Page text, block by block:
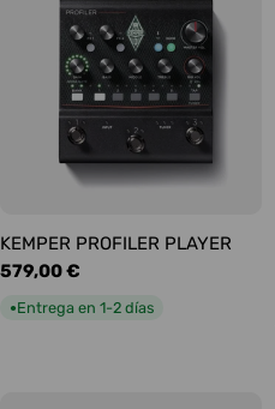
KEMPER PROFILER PLAYER
Precio
habitual
579,00 €
●Entrega en 1-2 días